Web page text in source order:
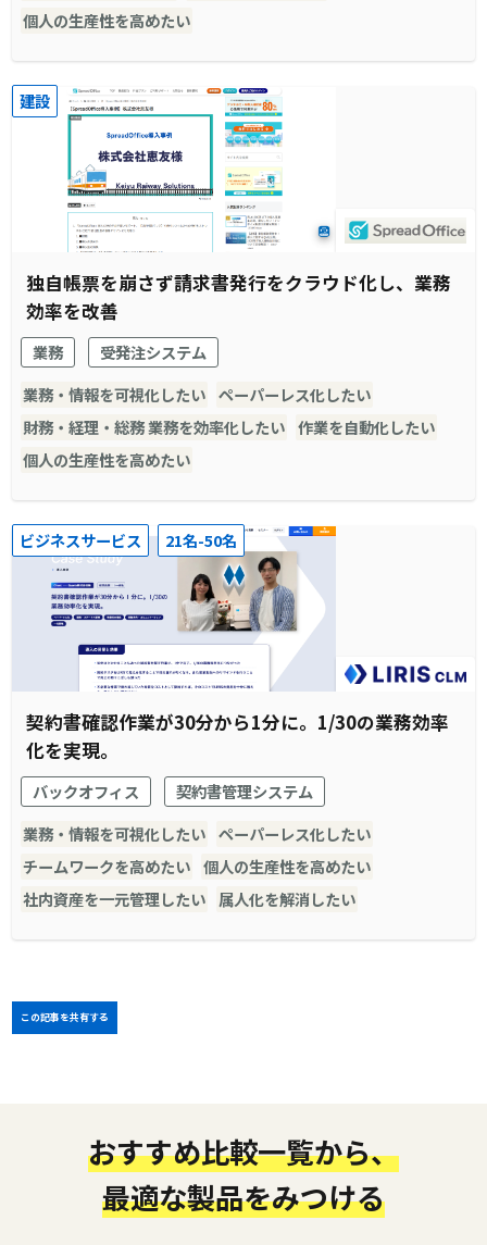
個人の生産性を高めたい
建設
独自帳票を崩さず請求書発行をクラウド化し、業務
効率を改善
業務
受発注システム
業務・情報を可視化したい ペーパーレス化したい
財務・経理・総務 業務を効率化したい 作業を自動化したい
個人の生産性を高めたい
ビジネスサービス 21名-50名
契約書確認作業が30分から1分に。1/30の業務効率
化を実現。
バックオフィス
契約書管理システム
業務・情報を可視化したい ペーパーレス化したい
チームワークを高めたい 個人の生産性を高めたい
社内資産を一元管理したい 属人化を解消したい
この記事を共有する
おすすめ比較一覧から、
最適な製品をみつける